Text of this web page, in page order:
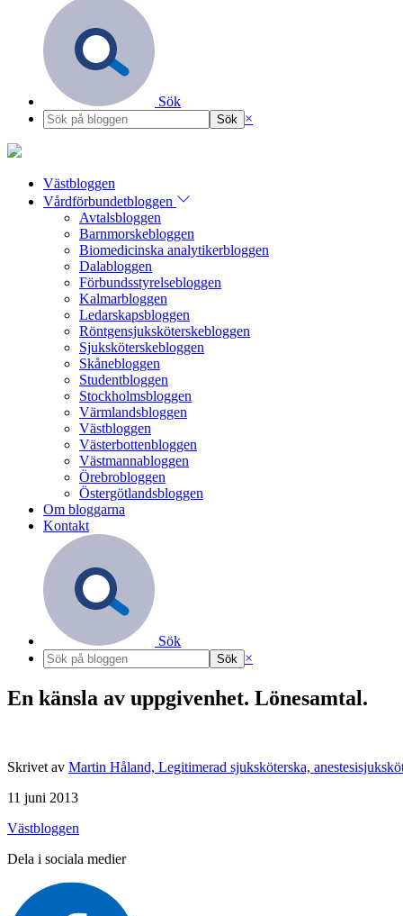
Sök
×
Västbloggen
Vårdförbundetbloggen
Avtalsbloggen
Barnmorskebloggen
Biomedicinska analytikerbloggen
Dalabloggen
Förbundsstyrelsebloggen
Kalmarbloggen
Ledarskapsbloggen
Röntgensjuksköterskebloggen
Sjuksköterskebloggen
Skånebloggen
Studentbloggen
Stockholmsbloggen
Värmlandsbloggen
Västbloggen
Västerbottenbloggen
Västmannabloggen
Örebrobloggen
Östergötlandsbloggen
Om bloggarna
Kontakt
Sök
×
En känsla av uppgivenhet. Lönesamtal.
Skrivet av Martin Håland, Legitimerad sjuksköterska,
11 juni 2013
Västbloggen
Dela i sociala medier